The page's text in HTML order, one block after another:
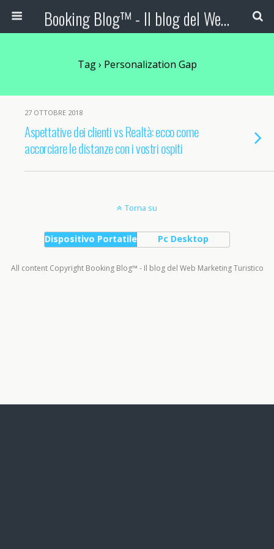
Booking Blog™ - Il blog del Web Marketing Turistico
Tag › Personalization Gap
27 OTTOBRE 2018
Aspettative dei clienti vs Realtà: ecco come
accorciare le distanze con i vostri ospiti
Torna su
Dispositivo Portatile Pc Desktop
All content Copyright Booking Blog™ - Il blog del Web Marketing Turistico